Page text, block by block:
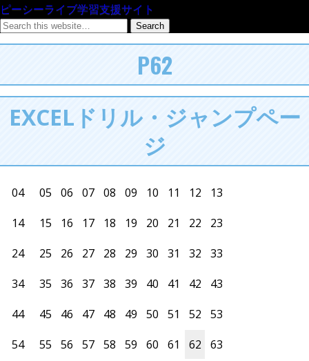
ピーシーライブ学習支援サイト
P62
EXCELドリル・ジャンプペー
ジ
04 05 06 07 08 09 10 11 12
13
14
15 16 17 18 19 20 21 22
23
24
25 26 27 28 29 30 31 32
33
34
35 36 37 38 39 40 41 42
43
44
45 46 47 48 49 50 51 52
53
54
55 56 57 58 59 60 61 62
63